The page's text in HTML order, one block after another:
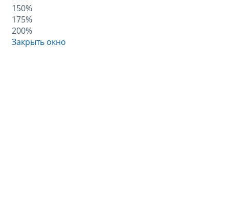
150%
175%
200%
Закрыть окно